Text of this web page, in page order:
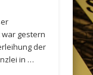
gestern
der
in …